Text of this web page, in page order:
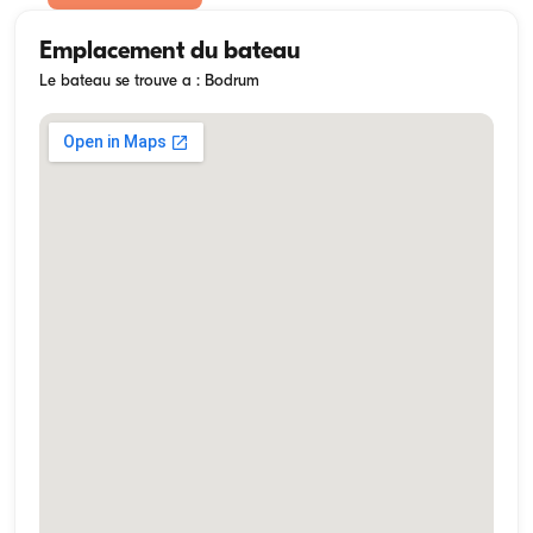
Emplacement du bateau
Le bateau se trouve a : Bodrum